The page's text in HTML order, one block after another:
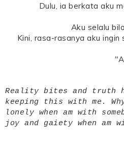
Dulu, ia berkata aku
Aku selalu
Kini, rasa-rasanya aku
Reality bites and truth
keeping this with me.
lonely when am with
joy and gaiety when am